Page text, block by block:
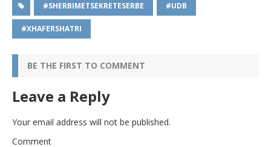
#SHERBIMETSEKRETESERBE #UDB
#XHAFERSHATRI
BE THE FIRST TO COMMENT
Leave a Reply
Your email address will not be published.
Comment